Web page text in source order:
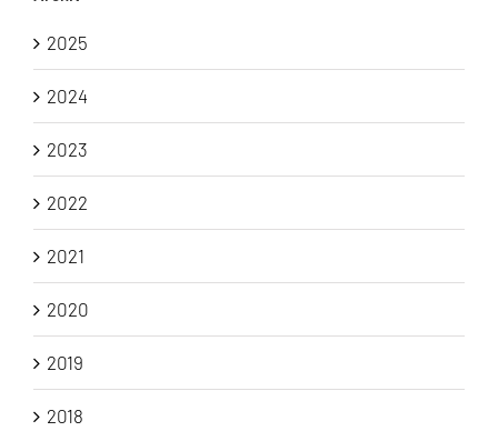
2025
2024
2023
2022
2021
2020
2019
2018